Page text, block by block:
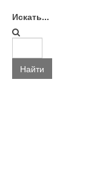
Искать...
Найти